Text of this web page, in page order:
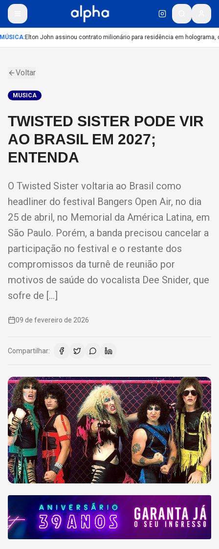
:Elton John assinou contrato milionário para residência em holograma,
Voltar
MUSICA
TWISTED SISTER PODE VIR
AO BRASIL EM 2027;
ENTENDA
O Twisted Sister voltaria ao Brasil como
headliner do festival Bangers Open Air, no dia
25 de abril, no Memorial da América Latina, em
São Paulo. Porém, a banda precisou cancelar a
participação no festival e o restante dos
compromissos da turnê de reunião por
motivos de saúde do vocalista Dee Snider, que
sofre de […]
09 de fevereiro de 2026
Compartilhar: